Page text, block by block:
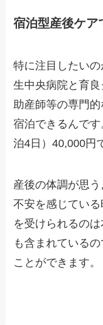
宿泊型産後ケア
特に注目したい
生中央病院と育良
助産師等の専門
宿泊できるんで
泊4日）40,000円
産後の体調が思
不安を感じてい
を受けられるの
も含まれている
ことができます。